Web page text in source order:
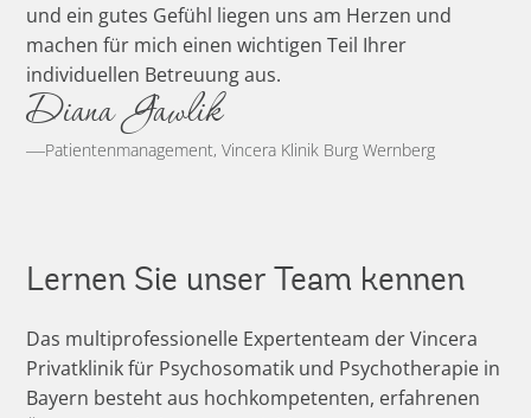
und ein gutes Gefühl liegen uns am Herzen und
machen für mich einen wichtigen Teil Ihrer
individuellen Betreuung aus.
Diana Gawlik
Patientenmanagement, Vincera Klinik Burg Wernberg
Lernen Sie unser Team kennen
Das multiprofessionelle Expertenteam der Vincera
Privatklinik für Psychosomatik und Psychotherapie in
Bayern besteht aus hochkompetenten, erfahrenen